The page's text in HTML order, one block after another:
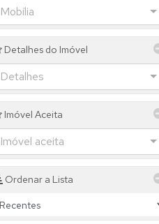
Mobília
Detalhes do Imóvel
Detalhes
Imóvel Aceita
Imóvel aceita
Ordenar a Lista